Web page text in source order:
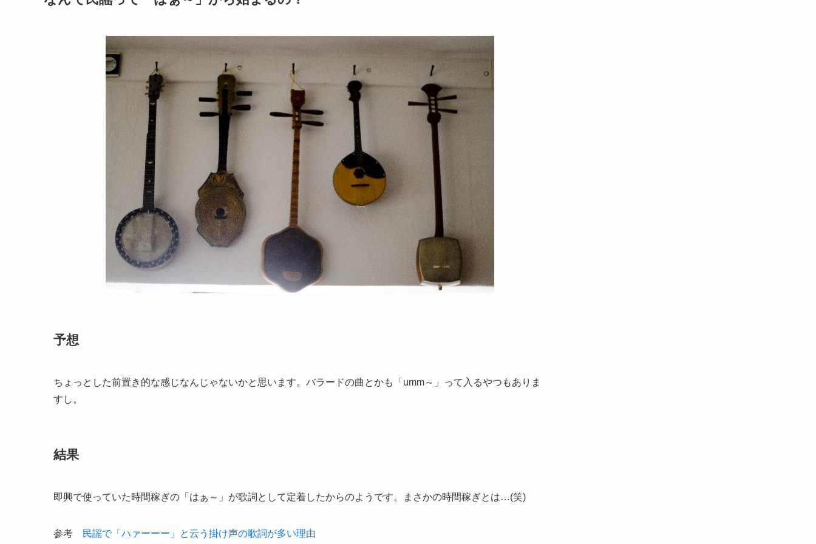
予想
ちょっとした前置き的な感じなんじゃないかと思います。バラードの曲とかも「umm～」って入るやつもありま
すし。
結果
即興で使っていた時間稼ぎの「はぁ～」が歌詞として定着したからのようです。まさかの時間稼ぎとは…(笑)
参考 民謡で「ハァーーー」と云う掛け声の歌詞が多い理由